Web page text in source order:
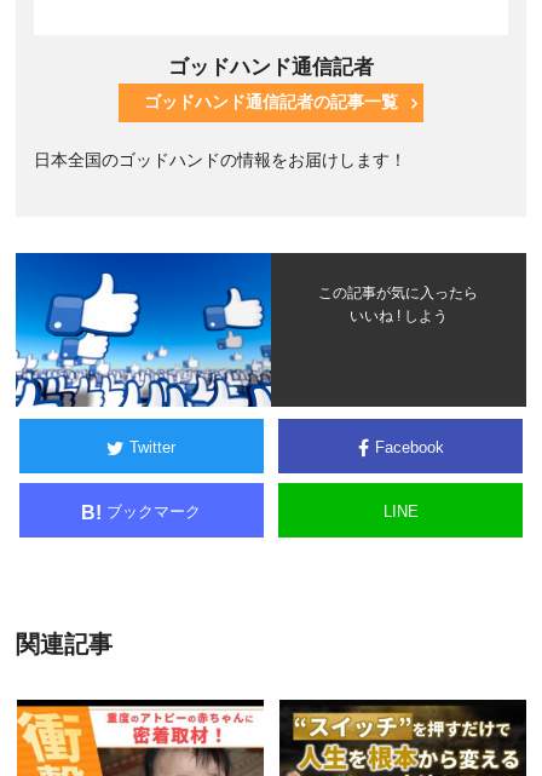
ゴッドハンド通信記者
ゴッドハンド通信記者の記事一覧
日本全国のゴッドハンドの情報をお届けします！
この記事が気に入ったら
いいね ! しよう
Twitter Facebook
B! ブックマーク LINE
関連記事